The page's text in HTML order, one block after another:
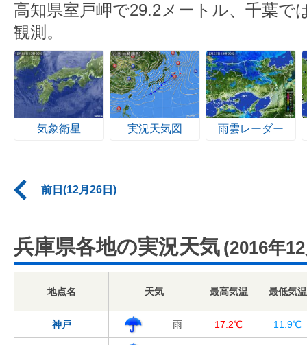
高知県室戸岬で29.2メートル、千葉で
観測。
気象衛星 実況天気図 雨雲レーダー
前日(12月26日)
兵庫県各地の実況天気 (2016年
地点名 天気 最高気温 最低気温
神戸 雨 17.2℃ 11.9℃